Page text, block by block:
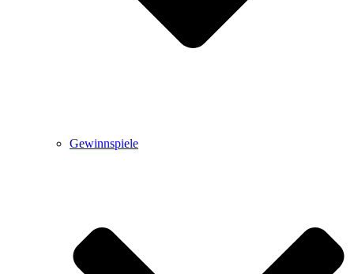
Gewinnspiele